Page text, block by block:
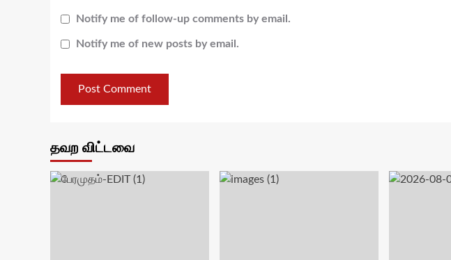
Notify me of follow-up comments by email.
Notify me of new posts by email.
தவற விட்டவை